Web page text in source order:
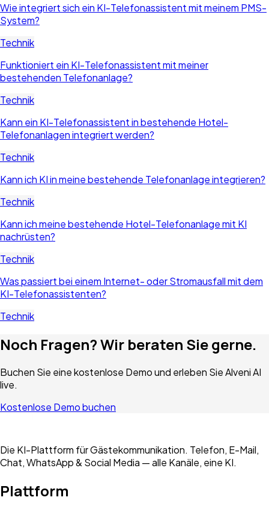
Wie integriert sich ein KI-Telefonassistent mit meinem PMS-
System?
Technik
Funktioniert ein KI-Telefonassistent mit meiner
bestehenden Telefonanlage?
Technik
Kann ein KI-Telefonassistent in bestehende Hotel-
Telefonanlagen integriert werden?
Technik
Kann ich KI in meine bestehende Telefonanlage integrieren?
Technik
Kann ich meine bestehende Hotel-Telefonanlage mit KI
nachrüsten?
Technik
Was passiert bei einem Internet- oder Stromausfall mit dem
KI-Telefonassistenten?
Technik
Noch Fragen? Wir beraten Sie gerne.
Buchen Sie eine kostenlose Demo und erleben Sie Alveni AI
live.
Kostenlose Demo buchen
Die KI-Plattform für Gästekommunikation. Telefon, E-Mail,
Chat, WhatsApp & Social Media — alle Kanäle, eine KI.
Plattform